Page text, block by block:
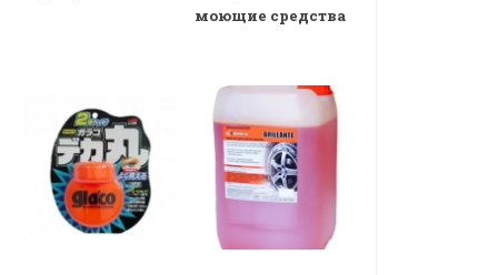
моющие средства